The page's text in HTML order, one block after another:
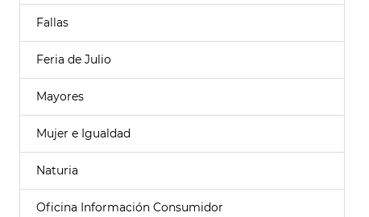
Fallas
Feria de Julio
Mayores
Mujer e Igualdad
Naturia
Oficina Información Consumidor